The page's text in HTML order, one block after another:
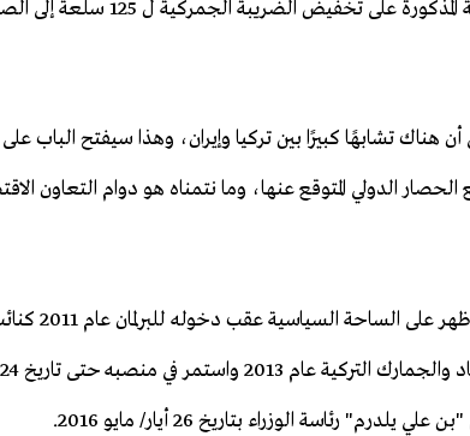
أن هناك تشابهًا كبيرًا بين تركيا وإيران، وهذا سيفتح الباب
الحصار الدولي المتوقع عنها، وما نتمناه هو دوام التعاون
يُذكر أن
يلدرم" رئاسة الوزراء بتاريخ 26 أيار/ مايو 2016.